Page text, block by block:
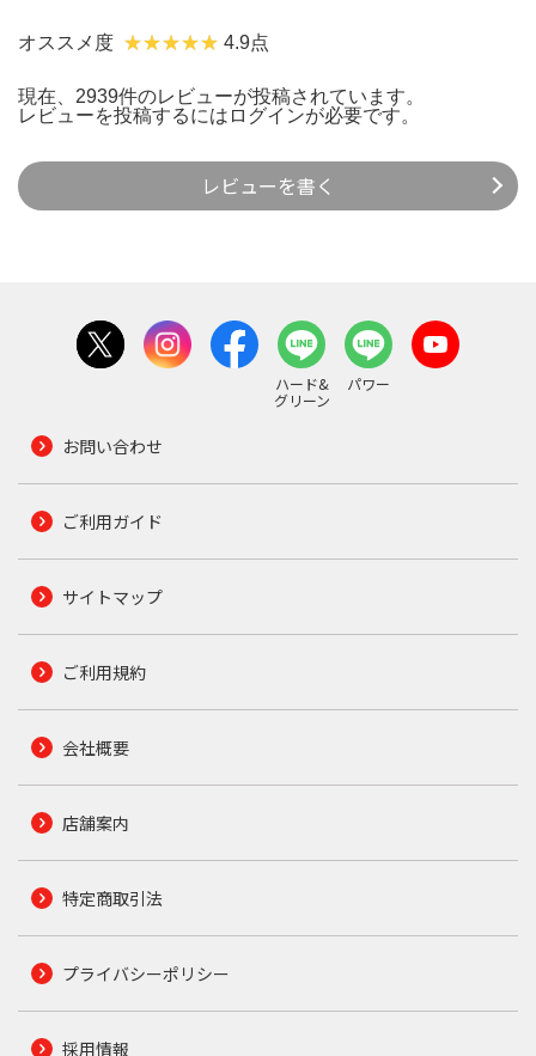
オススメ度 4.9点
現在、2939件のレビューが投稿されています。
レビューを投稿するには ログインが必要です。
レビューを書く
ハード&
グリーン
パワー
お問い合わせ
ご利用ガイド
サイトマップ
ご利用規約
会社概要
店舗案内
特定商取引法
プライバシーポリシー
採用情報